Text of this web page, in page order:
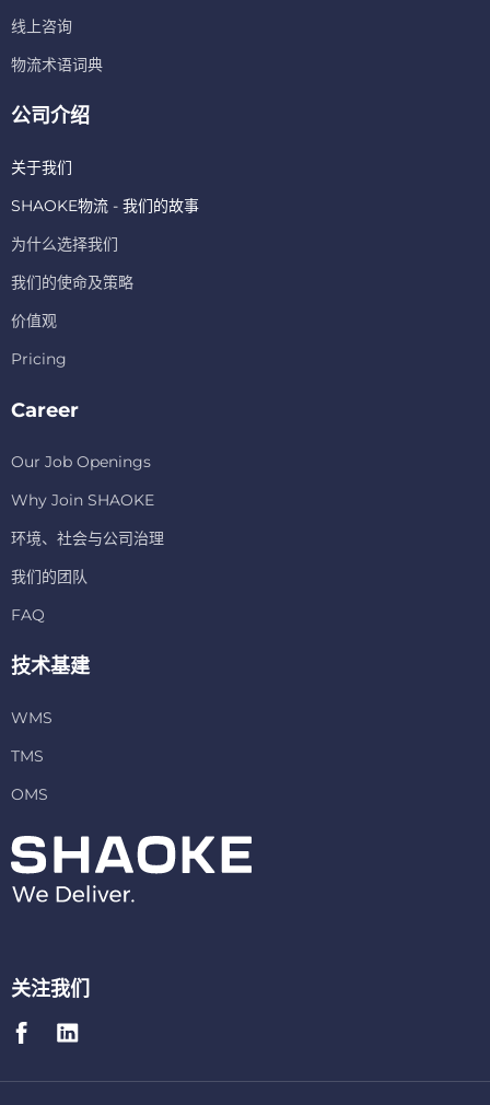
线上咨询
物流术语词典
公司介绍
关于我们
SHAOKE物流 - 我们的故事
为什么选择我们
我们的使命及策略
价值观
Pricing
Career
Our Job Openings
Why Join SHAOKE
环境、社会与公司治理
我们的团队
FAQ
技术基建
WMS
TMS
OMS
关注我们